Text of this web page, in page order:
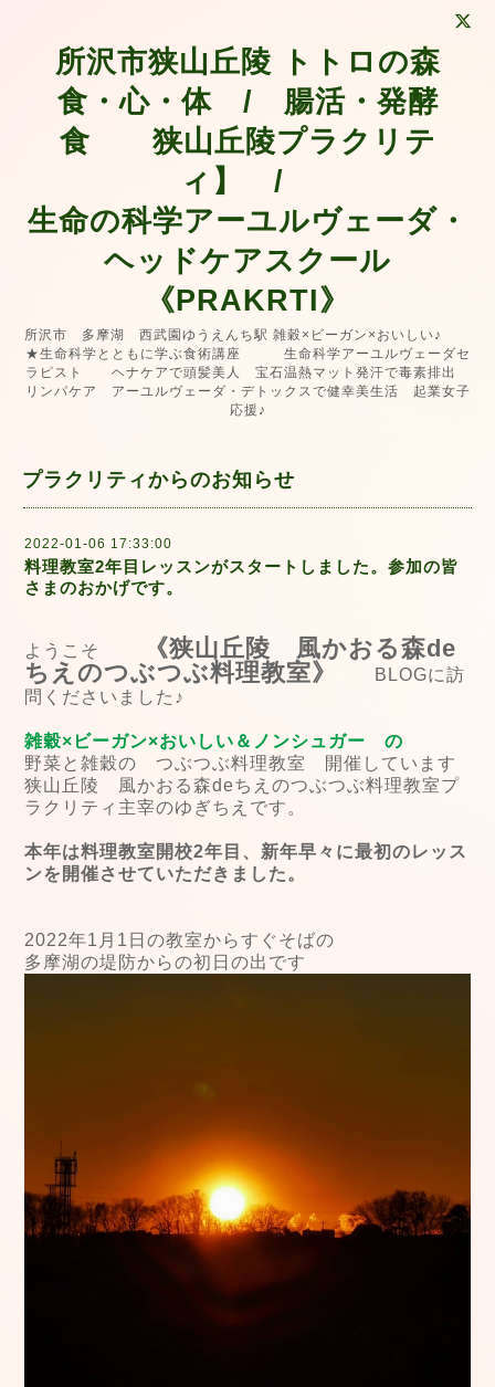
所沢市狭山丘陵 トトロの森
食・心・体 / 腸活・発酵
食 狭山丘陵プラクリテ
ィ】 /
生命の科学アーユルヴェーダ・
ヘッドケアスクール
《PRAKRTI》
所沢市 多摩湖 西武園ゆうえんち駅 雑穀×ビーガン×おいしい♪
★生命科学とともに学ぶ食術講座 生命科学アーユルヴェーダセ
ラピスト ヘナケアで頭髪美人 宝石温熱マット発汗で毒素排出
リンパケア アーユルヴェーダ・デトックスで健幸美生活 起業女子
応援♪
プラクリティからのお知らせ
2022-01-06 17:33:00
料理教室2年目レッスンがスタートしました。参加の皆
さまのおかげです。
ようこそ
《狭山丘陵 風かおる森de
ちえのつぶつぶ料理教室》
BLOGに訪
問くださいました♪
雑穀×ビーガン×おいしい＆ノンシュガー の
野菜と雑穀の つぶつぶ料理教室 開催しています
狭山丘陵 風かおる森deちえのつぶつぶ料理教室プ
ラクリティ主宰のゆぎちえです。
本年は料理教室開校2年目、新年早々に最初のレッス
ンを開催させていただきました。
2022年1月1日の教室からすぐそばの
多摩湖の堤防からの初日の出です